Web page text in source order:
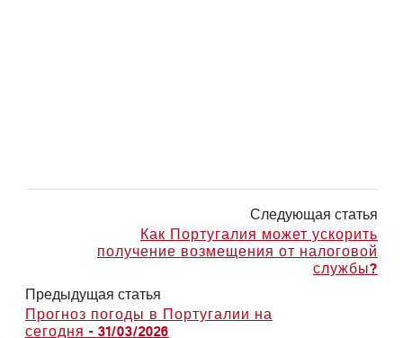
Следующая статья
Как Португалия может ускорить
получение возмещения от налоговой
службы?
Предыдущая статья
Прогноз погоды в Португалии на
сегодня - 31/03/2026